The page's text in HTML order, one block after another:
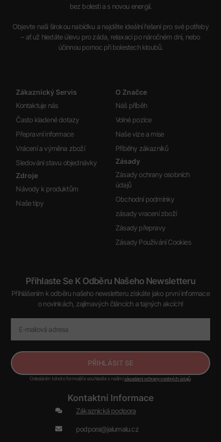
bez bolesti a s novou energií.
Objevte naši širokou nabídku a najděte ideální řešení pro své potřeby
– ať už hledáte úlevu pro záda, relaxaci po náročném dni, nebo
účinnou pomoc při bolestech kloubů.
Zákaznický Servis
Kontaktuje nás
Často kladené dotazy
Přepravní informace
Vrácení a výměna zboží
Sledování stavu objednávky
Zdroje
Návody k produktům
Naše tipy
O Značce
Náš příběh
Volné pozice
Naše vize a mise
Příběhy zákazníků
Zásady
Zásady ochrany osobních
údajů
Obchodní podmínky
zásady vracení zboží
Zásady přepravy
Zásady Používání Cookies
Přihlaste Se K Odběru Našeho Newsletteru
Přihlášením k odběru našeho newsletteru získáte jako první informace
o novinkách, zajímavých článcích a tajných akcích!
PŘIHLÁSIT SE
Odesláním tohoto formuláře souhlasíte s našimizásadami ochrany osobních údajů
Kontaktní Informace
Zákaznická podpora
podpora@jalumalu.cz